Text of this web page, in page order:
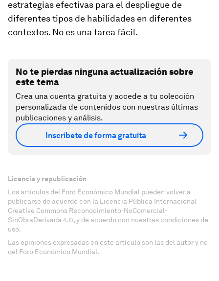
estrategias efectivas para el despliegue de
diferentes tipos de habilidades en diferentes
contextos. No es una tarea fácil.
No te pierdas ninguna actualización sobre
este tema
Crea una cuenta gratuita y accede a tu colección
personalizada de contenidos con nuestras últimas
publicaciones y análisis.
Inscríbete de forma gratuita
Licencia y republicación
Los artículos del Foro Económico Mundial pueden volver a
publicarse de acuerdo con la Licencia Pública Internacional
Creative Commons Reconocimiento-NoComercial-
SinObraDerivada 4.0, y de acuerdo con nuestras condiciones de
uso.
Las opiniones expresadas en este artículo son las del autor y no
del Foro Económico Mundial.